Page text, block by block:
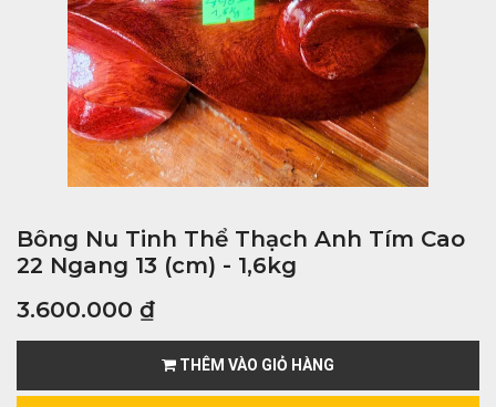
Bông Nu Tinh Thể Thạch Anh Tím Cao
22 Ngang 13 (cm) - 1,6kg
3.600.000 ₫
THÊM VÀO GIỎ HÀNG